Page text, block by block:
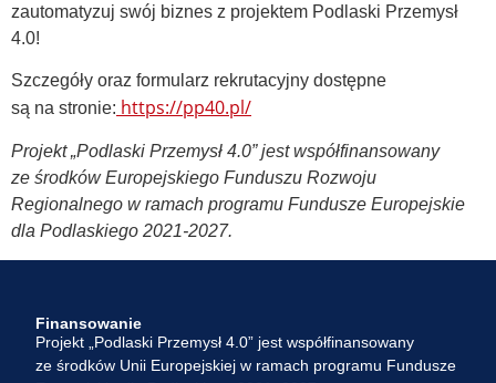
zautomatyzuj swój biznes z projektem Podlaski Przemysł
4.0!
Szczegóły oraz formularz rekrutacyjny dostępne
są na stronie: https://pp40.pl/
Projekt „Podlaski Przemysł 4.0” jest współfinansowany
ze środków Europejskiego Funduszu Rozwoju
Regionalnego w ramach programu Fundusze Europejskie
dla Podlaskiego 2021-2027.
Finansowanie
Projekt „Podlaski Przemysł 4.0” jest współfinansowany
ze środków Unii Europejskiej w ramach programu Fundusze